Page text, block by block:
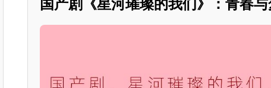
国产剧《星河璀璨的我们》：青春